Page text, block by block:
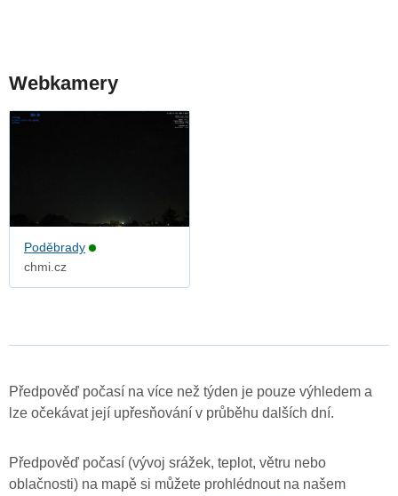
Webkamery
Poděbrady
chmi.cz
Předpověď počasí na více než týden je pouze výhledem a
lze očekávat její upřesňování v průběhu dalších dní.
Předpověď počasí (vývoj srážek, teplot, větru nebo
oblačnosti) na mapě si můžete prohlédnout na našem